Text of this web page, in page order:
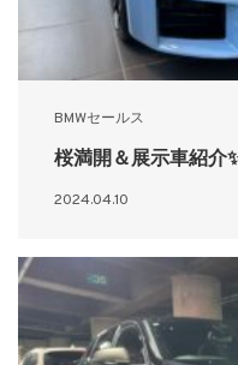
BMWセールス
桜満開＆展示車紹介
2024.04.10